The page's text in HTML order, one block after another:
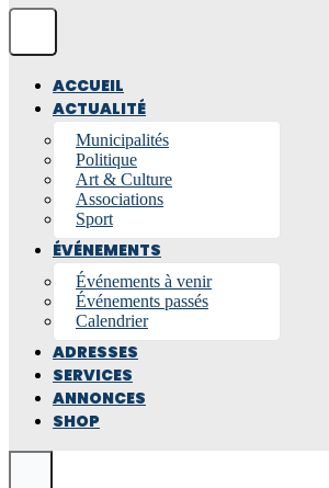
ACCUEIL
ACTUALITÉ
Municipalités
Politique
Art & Culture
Associations
Sport
ÉVÉNEMENTS
Événements à venir
Événements passés
Calendrier
ADRESSES
SERVICES
ANNONCES
SHOP